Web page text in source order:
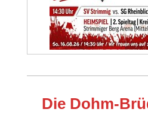
Die Dohm-